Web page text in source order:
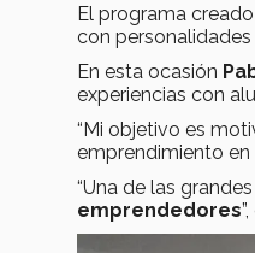
El programa
con
En esta ocasión
experiencias con
“Mi objetivo es
emprendimiento en
“Una de las
emprendedores